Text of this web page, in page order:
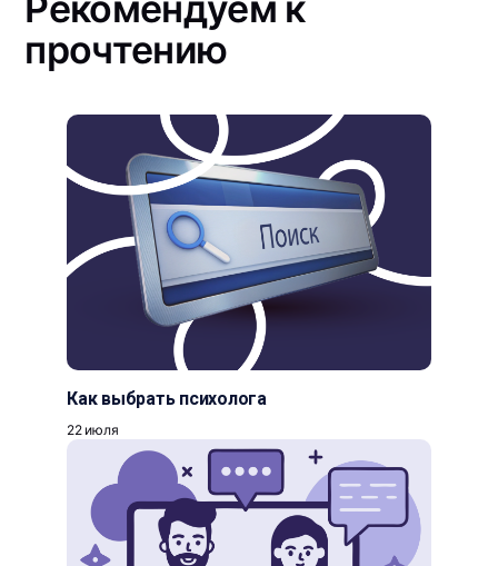
прочтению
Как выбрать психолога
22 июля